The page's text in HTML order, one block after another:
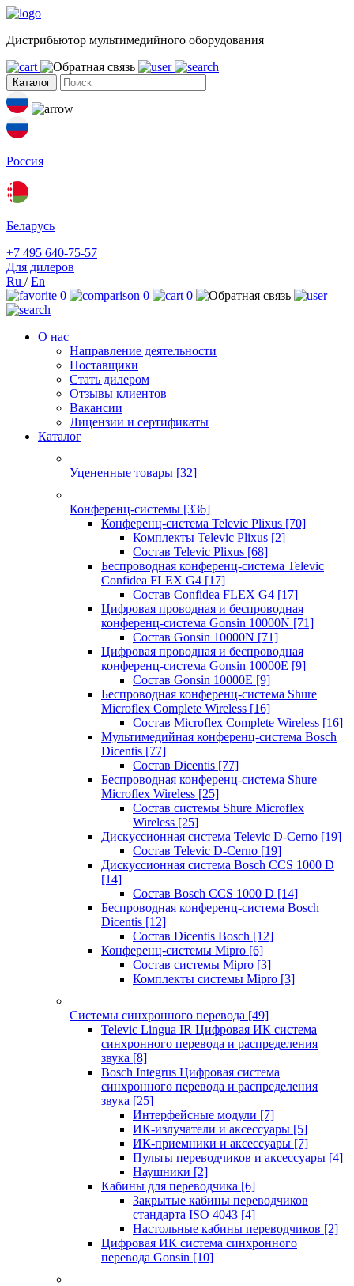
Дистрибьютор мультимедийного оборудования
Каталог
Россия
Беларусь
+7 495 640-75-57
Для дилеров
Ru /En
0
0 0
О нас
Направление деятельности
Поставщики
Стать дилером
Отзывы клиентов
Вакансии
Лицензии и сертификаты
Каталог
Уцененные товары [32]
Конференц-системы [336]
Конференц-система Televic Plixus [70]
Комплекты Televic Plixus [2]
Состав Televic Plixus [68]
Беспроводная конференц-система Televic
Confidea FLEX G4 [17]
Состав Confidea FLEX G4 [17]
Цифровая проводная и беспроводная
конференц-система Gonsin 10000N [71]
Состав Gonsin 10000N [71]
Цифровая проводная и беспроводная
конференц-система Gonsin 10000E [9]
Состав Gonsin 10000E [9]
Беспроводная конференц-система Shure
Microflex Complete Wireless [16]
Состав Microflex Complete Wireless [16]
Мультимедийная конференц-система Bosch
Dicentis [77]
Состав Dicentis [77]
Беспроводная конференц-система Shure
Microflex Wireless [25]
Состав системы Shure Microflex
Wireless [25]
Дискуссионная система Televic D-Cerno [19]
Состав Televic D-Cerno [19]
Дискуссионная система Bosch CCS 1000 D
[14]
Состав Bosch CCS 1000 D [14]
Беспроводная конференц-система Bosch
Dicentis [12]
Состав Dicentis Bosch [12]
Конференц-системы Mipro [6]
Состав системы Mipro [3]
Комплекты системы Mipro [3]
Системы синхронного перевода [49]
Televic Lingua IR Цифровая ИК система
синхронного перевода и распределения
звука [8]
Bosch Integrus Цифровая система
синхронного перевода и распределения
звука [25]
Интерфейсные модули [7]
ИК-излучатели и аксессуары [5]
ИК-приемники и аксессуары [7]
Пульты переводчиков и аксессуары [4]
Наушники [2]
Кабины для переводчика [6]
Закрытые кабины переводчиков
стандарта ISO 4043 [4]
Настольные кабины переводчиков [2]
Цифровая ИК система синхронного
перевода Gonsin [10]